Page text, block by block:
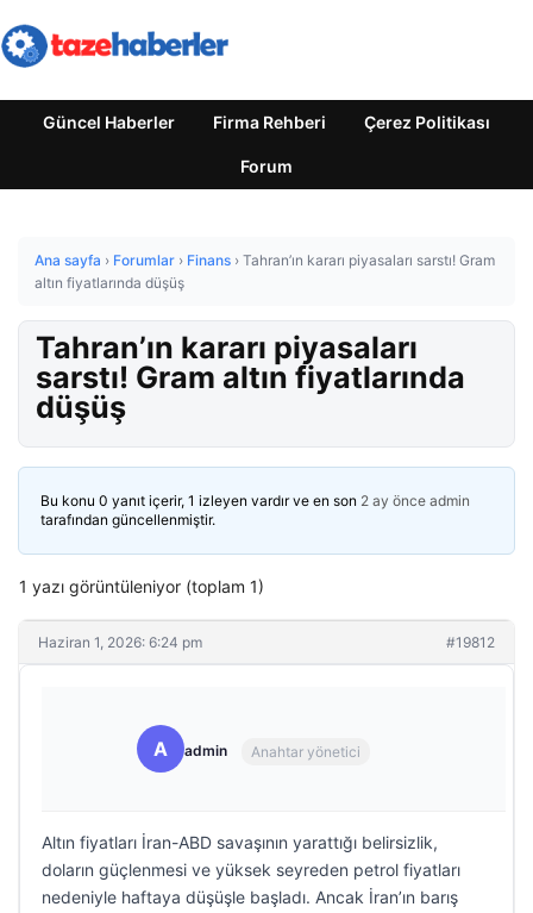
Güncel Haberler Firma Rehberi Çerez Politikası
Forum
Ana sayfa › Forumlar › Finans › Tahran’ın kararı piyasaları sarstı! Gram
altın fiyatlarında düşüş
Tahran’ın kararı piyasaları
sarstı! Gram altın fiyatlarında
düşüş
Bu konu 0 yanıt içerir, 1 izleyen vardır ve en son 2 ay önce admin
tarafından güncellenmiştir.
1 yazı görüntüleniyor (toplam 1)
Haziran 1, 2026: 6:24 pm #19812
A admin Anahtar yönetici
Altın fiyatları İran-ABD savaşının yarattığı belirsizlik,
doların güçlenmesi ve yüksek seyreden petrol fiyatları
nedeniyle haftaya düşüşle başladı. Ancak İran’ın barış